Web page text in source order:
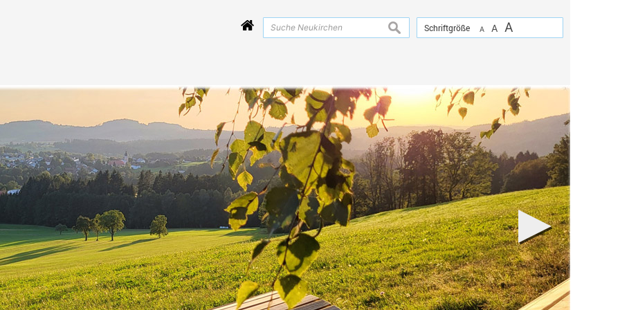
Schriftgröße A A A
suchen